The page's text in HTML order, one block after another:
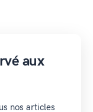
aux
nos articles